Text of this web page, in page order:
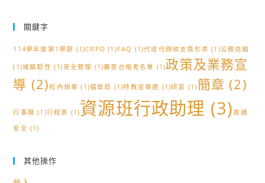
關鍵字
114學年度第1學期 (1)CRPD (1)FAQ (1)代收代辦收支情形表 (1)公務信箱
(1)城鎮韌性 (1)安全管理 (1)審查合格者名單 (1)政策及業務宣
導 (2)校內規章 (1)檔案局 (1)特教宣導週 (1)研習 (1) 簡章 (2)
行事曆 (1)行程表 (1)資源班行政助理 (3)資通
安全 (1)
其他操作